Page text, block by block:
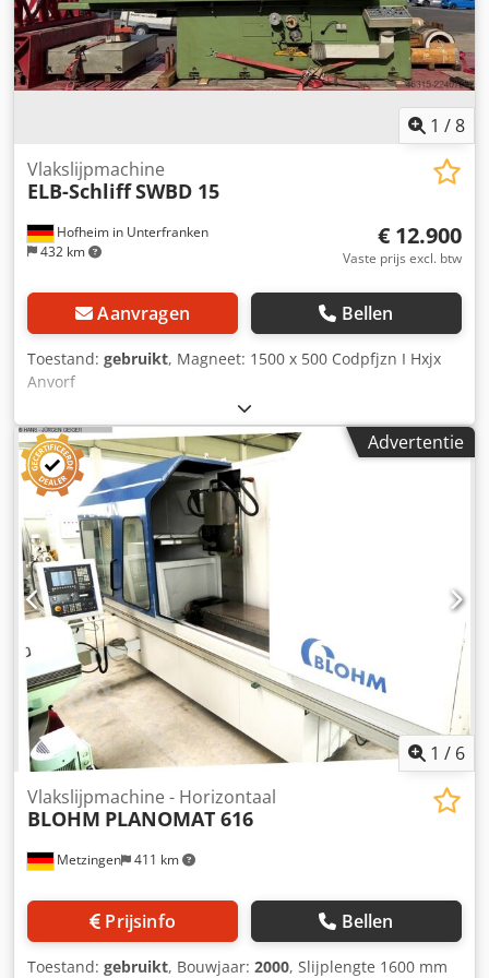
1 /8
Hofheim in Unterfranken
432 km
Vlakslijpmachine
ELB-SchliffSWBD 15
€ 12.900
Vaste prijs excl. btw
Aanvragen Bellen
Toestand: gebruikt, Magneet: 1500 x 500 Codpfjzn I Hxjx
Anvorf
Advertentie
1 / 6
Metzingen 411 km
Vlakslijpmachine - Horizontaal
BLOHM PLANOMAT 616
Prijsinfo Bellen
Toestand: gebruikt, Bouwjaar: 2000, Slijplengte 1600 mm